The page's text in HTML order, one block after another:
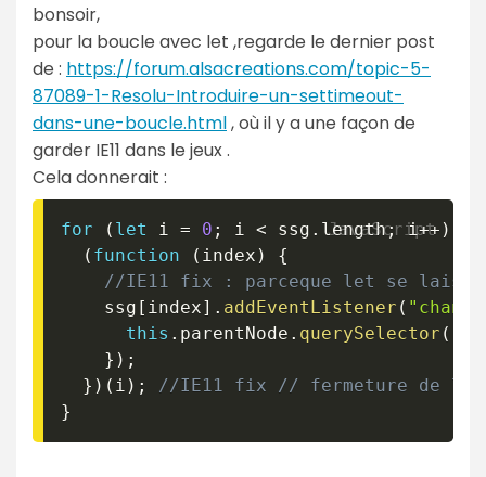
bonsoir,
pour la boucle avec let ,regarde le dernier post
de : https://forum.alsacreations.com/topic-5-
87089-1-Resolu-Introduire-un-settimeout-
dans-une-boucle.html, où il y a une façon de
garder IE11 dans le jeux .
Cela donnerait :
for ( let i = 0 ; i < ssg . length; i++ )
( function ( index )
{
//IE11 fix : parceque let se
    ssg
[ index] . addEventListener (
this . parentNode . querySelector (
} ) ;
} ) ( i ) ;
//IE11 fix // fermeture de la
}